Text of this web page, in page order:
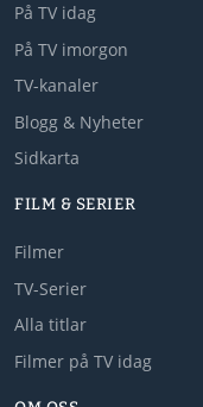
På TV idag
På TV imorgon
TV-kanaler
Blogg & Nyheter
Sidkarta
FILM & SERIER
Filmer
TV-Serier
Alla titlar
Filmer på TV idag